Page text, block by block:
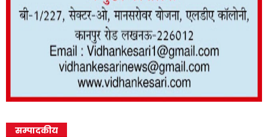
सम्पादकीय